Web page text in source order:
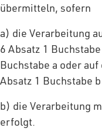
übermitteln, sofern
a) die Verarbeitung
6 Absatz 1
Buchstabe a oder
Absatz 1 Buchstabe
b) die Verarbeitung
erfolgt.